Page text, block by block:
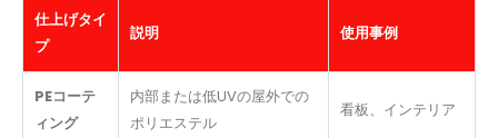
仕上げタイ
プ
説明 使用事例
PEコーテ
ィング
内部または低UVの屋外での
ポリエステル
看板、インテリア